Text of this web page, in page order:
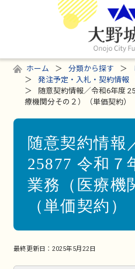
ホーム 分類から探す
発注予定・入札・契約情報
随意契約情報／令和6年度
療機関分その２）（単価契約）
随意契約情報
25877 令和７
業務（医療機
（単価契約）
最終更新日： 2025年5月22日